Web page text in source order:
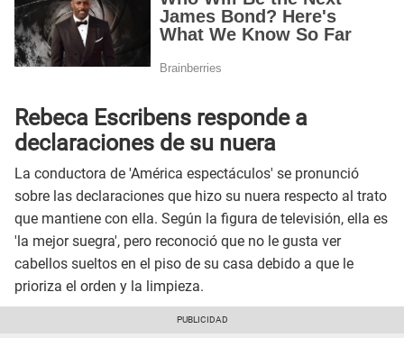
Rebeca Escribens responde a
declaraciones de su nuera
La conductora de 'América espectáculos' se pronunció
sobre las declaraciones que hizo su nuera respecto al trato
que mantiene con ella. Según la figura de televisión, ella es
'la mejor suegra', pero reconoció que no le gusta ver
cabellos sueltos en el piso de su casa debido a que le
prioriza el orden y la limpieza.